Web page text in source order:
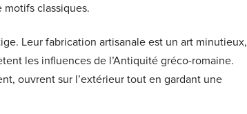
classiques.
Leur fabrication artisanale est un art minutieux,
les influences de l’Antiquité gréco-romaine.
ouvrent sur l’extérieur tout en gardant une